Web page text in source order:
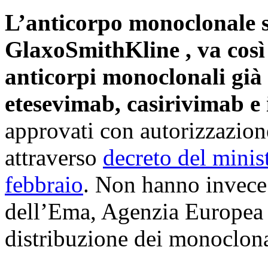
L’anticorpo
GlaxoSmithKline , va
anticorpi monoclonali
etesevimab, casirivimab
approvati con
attraverso decreto del
febbraio. Non hanno
dell’Ema, Agenzia
distribuzione dei